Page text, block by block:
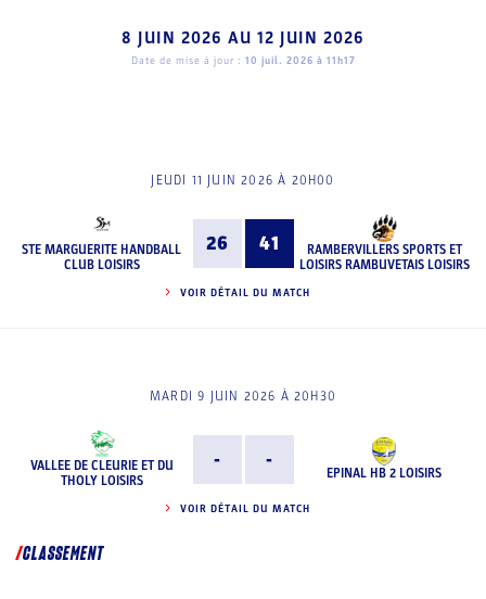
8 JUIN 2026 AU 12 JUIN 2026
Date de mise à jour : 10 juil. 2026 à 11h17
JEUDI 11 JUIN 2026 À 20H00
STE MARGUERITE HANDBALL
CLUB LOISIRS
26 41
RAMBERVILLERS SPORTS ET
LOISIRS RAMBUVETAIS LOISIRS
VOIR DÉTAIL DU MATCH
MARDI 9 JUIN 2026 À 20H30
VALLEE DE CLEURIE ET DU
THOLY LOISIRS
- -
EPINAL HB 2 LOISIRS
VOIR DÉTAIL DU MATCH
CLASSEMENT